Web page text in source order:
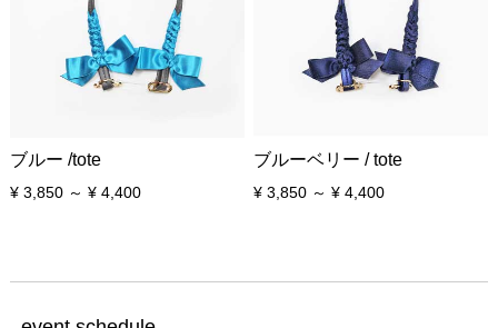
ブルー /tote
¥ 3,850 ～ ¥ 4,400
ブルーベリー / tote
¥ 3,850 ～ ¥ 4,400